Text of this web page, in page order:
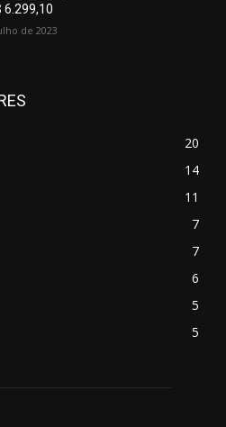
6.299,10
de 2023
20
14
11
7
7
6
5
5